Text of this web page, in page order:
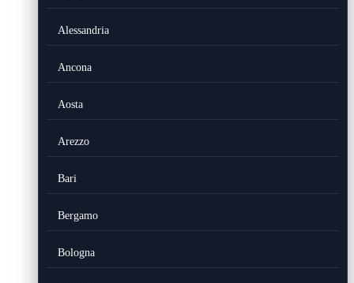
Alessandria
Ancona
Aosta
Arezzo
Bari
Bergamo
Bologna